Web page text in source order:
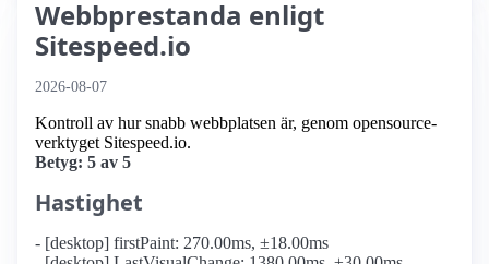
Webbprestanda enligt
Sitespeed.io
2026-08-07
Kontroll av hur snabb webbplatsen är, genom opensource-
verktyget Sitespeed.io.
Betyg: 5 av 5
Hastighet
- [desktop] firstPaint: 270.00ms, ±18.00ms